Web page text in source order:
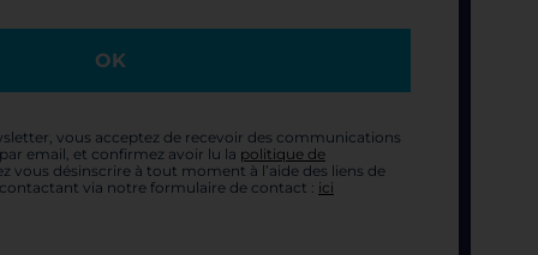
OK
vous acceptez de recevoir des communications
email, et confirmez avoir lu la politique de
vous désinscrire à tout moment à l’aide des liens de
via notre formulaire de contact : ici